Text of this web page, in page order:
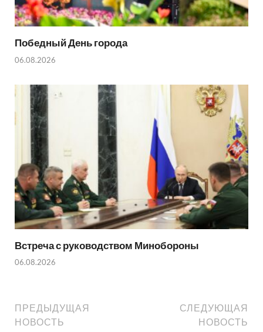
Победный День города
06.08.2026
Встреча с руководством Минобороны
06.08.2026
ПРЕДЫДУЩАЯ
НОВОСТЬ
СЛЕДУЮЩАЯ
НОВОСТЬ